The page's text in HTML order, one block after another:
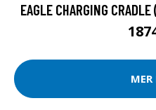
EAGLE CHARGING